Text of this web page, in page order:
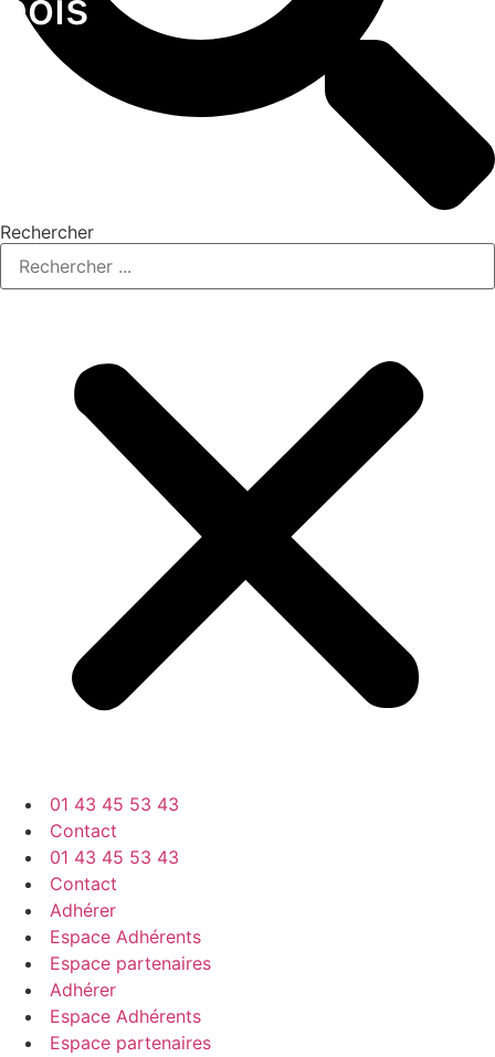
Rechercher
01 43 45 53 43
Contact
01 43 45 53 43
Contact
Adhérer
Espace Adhérents
Espace partenaires
Adhérer
Espace Adhérents
Espace partenaires